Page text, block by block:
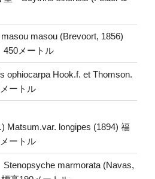
masou (Brevoort, 1856)
メートル
Hook.f. et Thomson.
ートル
Matsum.var. longipes (1894) 福
ートル
marmorata (Navas,